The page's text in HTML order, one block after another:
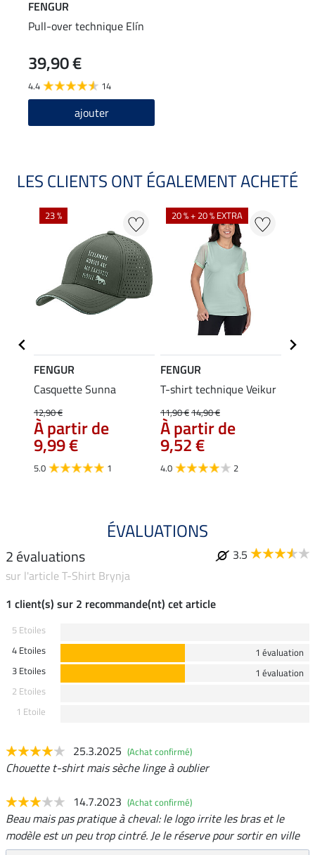
FENGUR
Pull-over technique Elín
39,90 €
4.4 14
ajouter
LES CLIENTS ONT ÉGALEMENT ACHETÉ
23 %
FENGUR
Casquette Sunna
12,90 €
À partir de
9,99 €
5.0 1
20 % + 20 % EXTRA
FENGUR
T-shirt technique Veikur
11,90 €14,90 €
À partir de
9,52 €
4.0 2
ÉVALUATIONS
2 évaluations
3.5
sur l'article T-Shirt Brynja
1 client(s) sur 2 recommande(nt) cet article
5 Etoiles
4 Etoiles
1 évaluation
3 Etoiles
1 évaluation
2 Etoiles
1 Etoile
25.3.2025 (Achat confirmé)
Chouette t-shirt mais sèche linge à oublier
14.7.2023 (Achat confirmé)
Beau mais pas pratique à cheval: le logo irrite les bras et le
modèle est un peu trop cintré. Je le réserve pour sortir en ville